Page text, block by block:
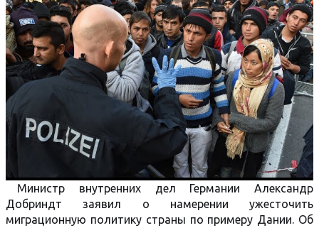
Министр внутренних дел Германии Александр
Добриндт заявил о намерении ужесточить
миграционную политику страны по примеру Дании. Об